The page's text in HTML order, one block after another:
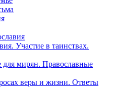
Участие в таинствах.
для мирян. Православные
веры и жизни. Ответы